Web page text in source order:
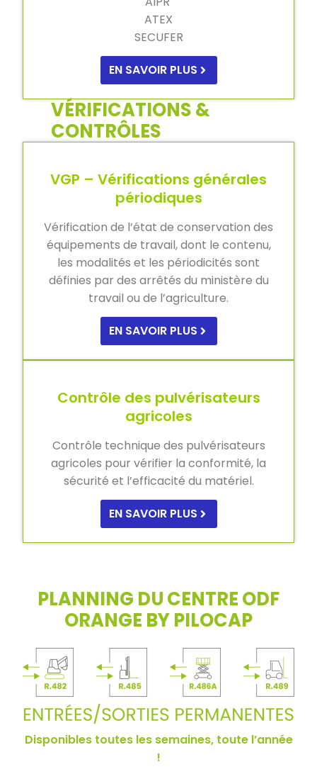
ATEX
SECUFER
EN SAVOIR PLUS
VÉRIFICATIONS &
CONTRÔLES
VGP – Vérifications générales
périodiques
Vérification de l’état de conservation des
équipements de travail, dont le contenu,
les modalités et les périodicités sont
définies par des arrêtés du ministère du
travail ou de l’agriculture.
EN SAVOIR PLUS
Contrôle des pulvérisateurs
agricoles
Contrôle technique des pulvérisateurs
agricoles pour vérifier la conformité, la
sécurité et l’efficacité du matériel.
EN SAVOIR PLUS
PLANNING DU CENTRE ODF
ORANGE BY PILOCAP
Disponibles toutes les semaines, toute l’année
!